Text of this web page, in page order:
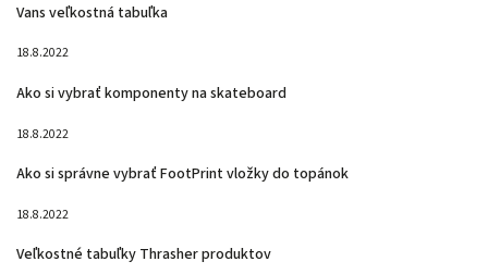
Vans veľkostná tabuľka
18.8.2022
Ako si vybrať komponenty na skateboard
18.8.2022
Ako si správne vybrať FootPrint vložky do topánok
18.8.2022
Veľkostné tabuľky Thrasher produktov